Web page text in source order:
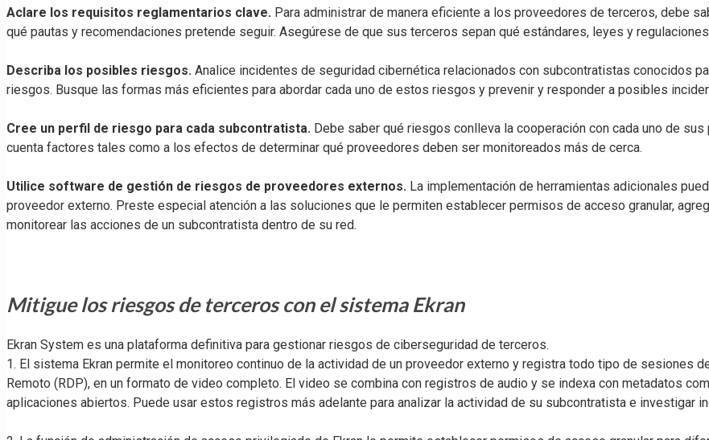
Aclare los requisitos reglamentarios clave. Para administrar de manera eficiente a los proveedores de terceros, debe
qué pautas y recomendaciones pretende seguir. Asegúrese de que sus terceros sepan qué estándares, leyes y
Describa los posibles riesgos. Analice incidentes de seguridad cibernética relacionados con subcontratistas conocidos
riesgos. Busque las formas más eficientes para abordar cada uno de estos riesgos y prevenir y responder a posibles
Cree un perfil de riesgo para cada subcontratista. Debe saber qué riesgos conlleva la cooperación con cada uno de
cuenta factores tales como a los efectos de determinar qué proveedores deben ser monitoreados más de cerca.
Utilice software de gestión de riesgos de proveedores externos. La implementación de herramientas adicionales
proveedor externo. Preste especial atención a las soluciones que le permiten establecer permisos de acceso granular,
monitorear las acciones de un subcontratista dentro de su red.
Mitigue los riesgos de terceros con el sistema Ekran
Ekran System es una plataforma definitiva para gestionar riesgos de ciberseguridad de terceros.
1. El sistema Ekran permite el monitoreo continuo de la actividad de un proveedor externo y registra todo tipo de sesiones
Remoto (RDP), en un formato de video completo. El video se combina con registros de audio y se indexa con metadatos
aplicaciones abiertos. Puede usar estos registros más adelante para analizar la actividad de su subcontratista e investigar